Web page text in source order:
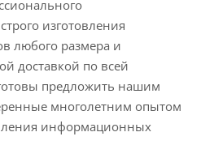
изготовления
любого размера и
доставкой по всей
предложить нашим
многолетним опытом
информационных